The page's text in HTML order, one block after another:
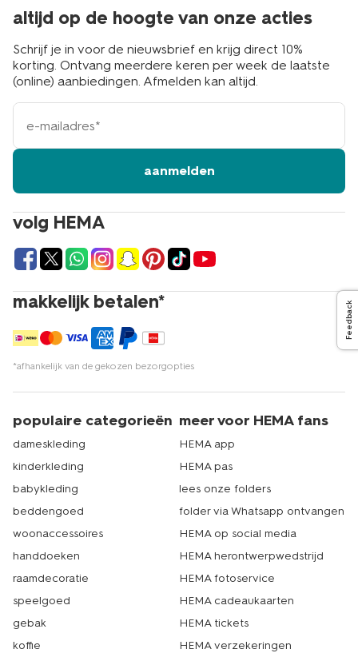
volg HEMA
makkelijk betalen*
*afhankelijk van de gekozen bezorgopties
altijd op de hoogte van onze acties
Schrijf je in voor de nieuwsbrief en krijg direct 10%
korting. Ontvang meerdere keren per week de laatste
(online) aanbiedingen. Afmelden kan altijd.
e-
mailadres
aanmelden
populaire categorieën
dameskleding
kinderkleding
babykleding
beddengoed
woonaccessoires
handdoeken
raamdecoratie
speelgoed
gebak
koffie
meer voor HEMA fans
HEMA app
HEMA pas
lees onze folders
folder via Whatsapp ontvangen
HEMA op social media
HEMA herontwerpwedstrijd
HEMA fotoservice
HEMA cadeaukaarten
HEMA tickets
HEMA verzekeringen
Feedback